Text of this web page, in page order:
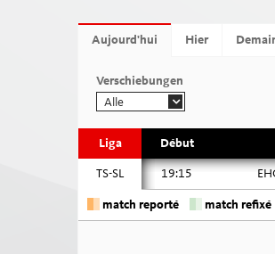
JUNIOR LEAGUES
OTHER LEAGUES
NATIONAL CUP
FANZONE
Aujourd'hui Hier
Verschiebungen
Alle
Verschiebungen
Liga Début
TS-SL 19:15
match reporté match refixé